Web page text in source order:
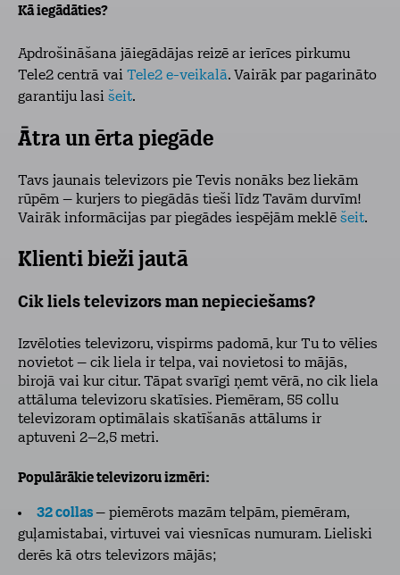
Kā iegādāties?
Apdrošināšana jāiegādājas reizē ar ierīces pirkumu
Tele2 centrā vai Tele2 e-veikalā. Vairāk par pagarināto
garantiju lasi šeit.
Ātra un ērta piegāde
Tavs jaunais televizors pie Tevis nonāks bez liekām
rūpēm – kurjers to piegādās tieši līdz Tavām durvīm!
Vairāk informācijas par piegādes iespējām meklē šeit.
Klienti bieži jautā
Cik liels televizors man nepieciešams?
Izvēloties televizoru, vispirms padomā, kur Tu to vēlies
novietot – cik liela ir telpa, vai novietosi to mājās,
birojā vai kur citur. Tāpat svarīgi ņemt vērā, no cik liela
attāluma televizoru skatīsies. Piemēram, 55 collu
televizoram optimālais skatīšanās attālums ir
aptuveni 2–2,5 metri.
Populārākie televizoru izmēri:
32 collas– piemērots mazām telpām, piemēram,
guļamistabai, virtuvei vai viesnīcas numuram. Lieliski
derēs kā otrs televizors mājās;